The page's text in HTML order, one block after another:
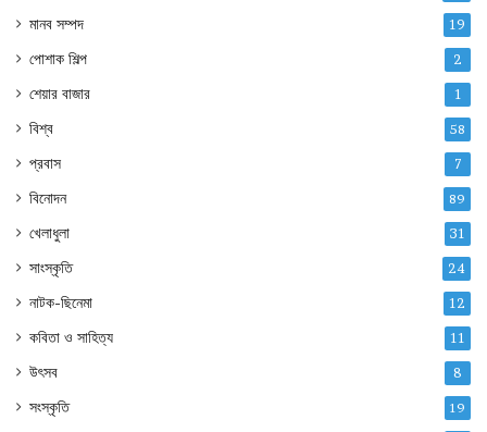
মানব সম্পদ 19
পোশাক শিল্প 2
শেয়ার বাজার 1
বিশ্ব 58
প্রবাস 7
বিনোদন 89
খেলাধুলা 31
সাংস্কৃতি 24
নাটক-ছিনেমা 12
কবিতা ও সাহিত্য 11
উৎসব 8
সংস্কৃতি 19